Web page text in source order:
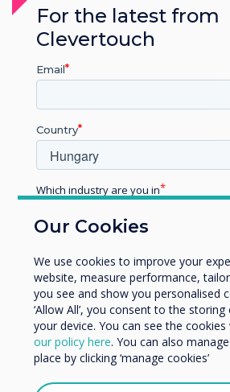
Blog |
Miért izgatják a
AV Tech?
Read more
Our Cookies
We use cookies to improve your
website, measure performance,
you see and show you personalised
‘Allow All’, you consent to the
your device. You can see the cookies
our policy here. You can also
place by clicking ‘manage cookies’
For the latest from
Clevertouch
Email
Country
Which industry are you in
Enterprise
Organisation Name
We would like to contact you about
services by email, phone, or post.